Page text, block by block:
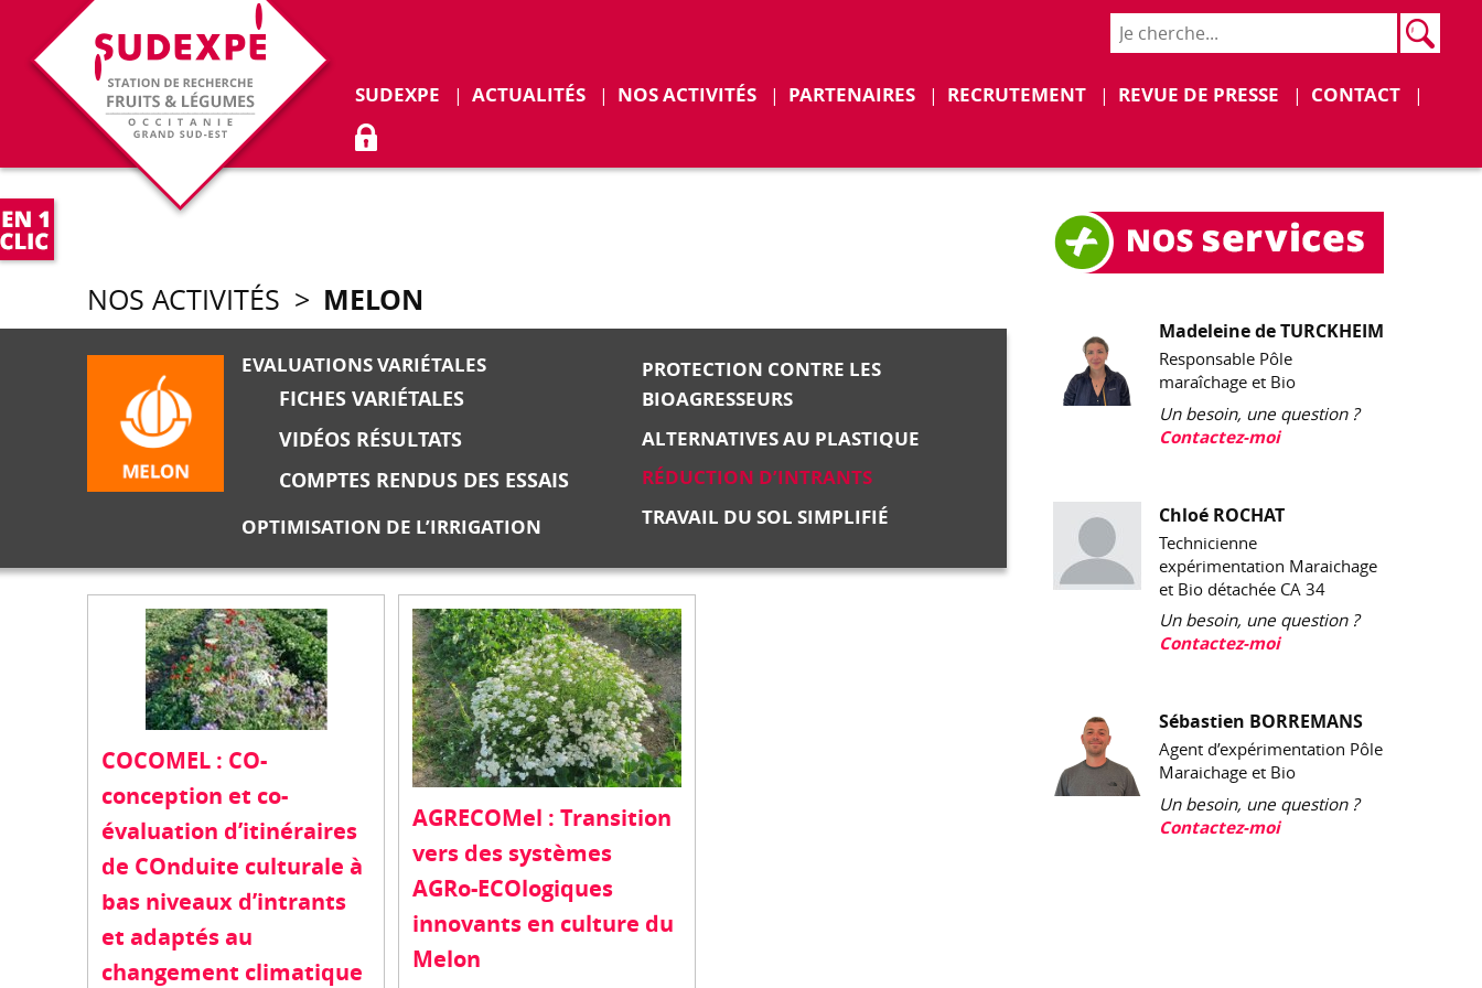
SUDEXPE ACTUALITÉS NOS ACTIVITÉS PARTENAIRES RECRUTEMENT REVUE DE PRESSE
CONTACT
ACCÈS ADHÉRENTS
NOS ACTIVITÉS > MELON
EVALUATIONS VARIÉTALES
FICHES VARIÉTALES
VIDÉOS RÉSULTATS
COMPTES RENDUS DES ESSAIS
OPTIMISATION DE L’IRRIGATION
PROTECTION CONTRE LES
BIOAGRESSEURS
ALTERNATIVES AU PLASTIQUE
RÉDUCTION D’INTRANTS
TRAVAIL DU SOL SIMPLIFIÉ
COCOMEL : CO-
conception et co-
évaluation d’itinéraires
de COnduite culturale à
bas niveaux d’intrants
et adaptés au
changement climatique
AGRECOMel : Transition
vers des systèmes
AGRo-ECOlogiques
innovants en culture du
Melon
Madeleine de TURCKHEIM
Responsable Pôle
maraîchage et Bio
Un besoin, une question ?
Contactez-moi
Chloé ROCHAT
Technicienne
expérimentation Maraichage
et Bio détachée CA 34
Un besoin, une question ?
Contactez-moi
Sébastien BORREMANS
Agent d’expérimentation Pôle
Maraichage et Bio
Un besoin, une question ?
Contactez-moi